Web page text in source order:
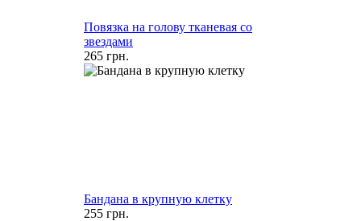
Повязка на голову тканевая со
звездами
265 грн.
Бандана в крупную клетку
255 грн.